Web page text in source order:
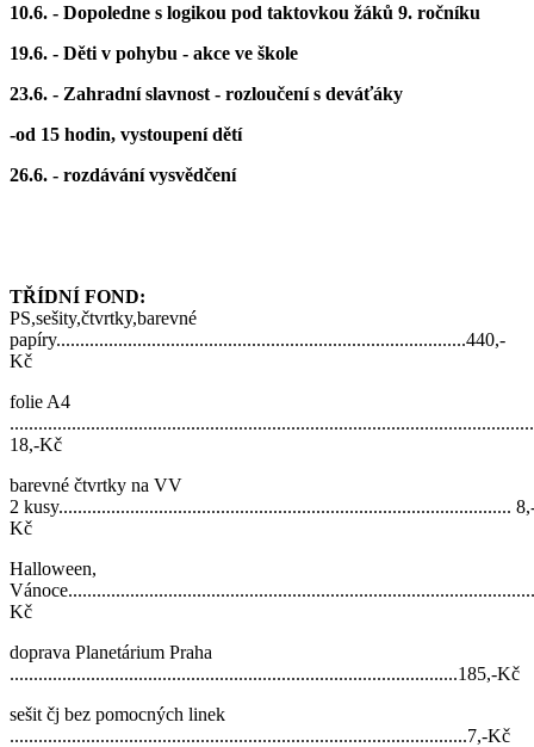
10.6. - Dopoledne s logikou pod taktovkou žáků 9. ročníku
19.6. - Děti v pohybu - akce ve škole
23.6. - Zahradní slavnost - rozloučení s deváťáky
-od 15 hodin, vystoupení dětí
26.6. - rozdávání vysvědčení
TŘÍDNÍ FOND:
PS,sešity,čtvrtky,barevné
papíry......................................................................................440,-
Kč
folie A4
18,-Kč
barevné čtvrtky na VV
2 kusy...............................................................................................
Kč
Halloween,
Kč
doprava Planetárium Praha
..............................................................................................185,-Kč
sešit čj bez pomocných linek
................................................................................................7,-Kč